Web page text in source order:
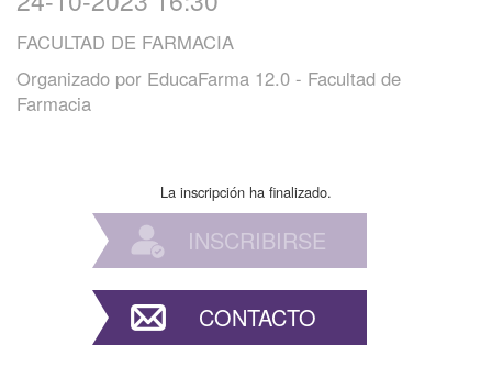
FACULTAD DE FARMACIA
Organizado por EducaFarma 12.0 - Facultad de
Farmacia
La inscripción ha finalizado.
INSCRIBIRSE
CONTACTO